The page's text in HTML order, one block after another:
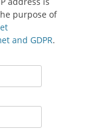
purpose of
and GDPR.